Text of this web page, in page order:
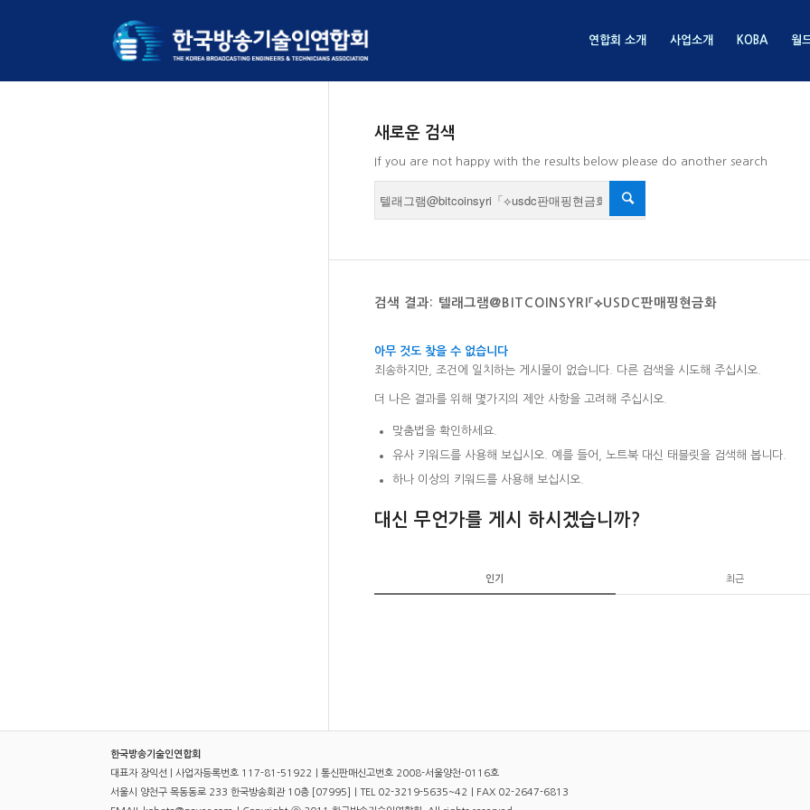
연합회 소개 사업소개 KOBA 월
새로운 검색
If you are not happy with the results below please do another search
검색 결과: 텔래그램@BITCOINSYRI「⟡USDC판매핑현금화
아무 것도 찾을 수 없습니다
죄송하지만, 조건에 일치하는 게시물이 없습니다. 다른 검색을 시도해 주십시오.
더 나은 결과를 위해 몇가지의 제안 사항을 고려해 주십시오.
맞춤법을 확인하세요.
유사 키워드를 사용해 보십시오. 예를 들어, 노트북 대신 태블릿을 검색해 봅니다.
하나 이상의 키워드를 사용해 보십시오.
대신 무언가를 게시 하시겠습니까?
인기 최근
한국방송기술인연합회
대표자 장익선 | 사업자등록번호 117-81-51922｜통신판매신고번호 2008-서울양천-0116호
서울시 양천구 목동동로 233 한국방송회관 10층 [07995]｜TEL 02-3219-5635~42｜FAX 02-2647-6813